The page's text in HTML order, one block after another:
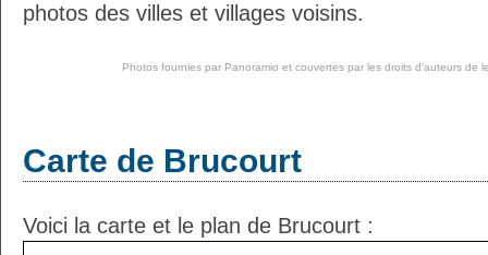
photos des villes et villages voisins.
Photos fournies par Panoramio et couvertes par les droits d'auteurs de
Carte de Brucourt
Voici la carte et le plan de Brucourt :